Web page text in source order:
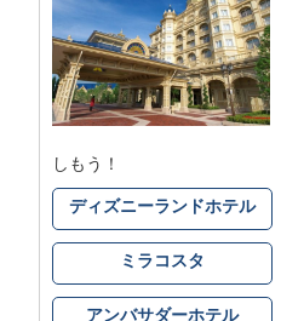
しもう！
ディズニーランドホテル
ミラコスタ
アンバサダーホテル